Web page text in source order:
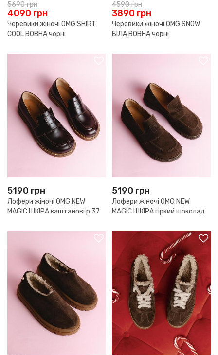
5690грн
4090 грн
Черевики жіночі OMG SHIRT
COOL ВОВНА чорні
4590грн
3890 грн
Черевики жіночі OMG SNOW
БІЛА ВОВНА чорні
5190 грн
Лофери жіночі OMG NEW
MAGIC ШКІРА каштанові р.37
5190 грн
Лофери жіночі OMG NEW
MAGIC ШКІРА гіркий шоколад